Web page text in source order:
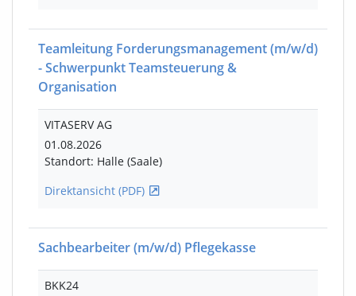
Teamleitung Forderungsmanagement(m/w/d)
- Schwerpunkt Teamsteuerung &
Organisation
VITASERV AG
01.08.2026
Standort: Halle (Saale)
Direktansicht (PDF)
Sachbearbeiter(m/w/d) Pflegekasse
BKK24